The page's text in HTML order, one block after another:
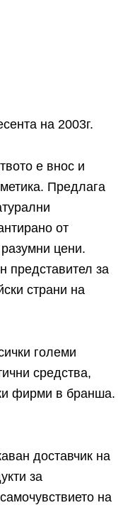
на 2003г.
е внос и
Предлага
от
цени.
за
страни на
големи
средства,
фирми в бранша.
доставчик на
за
на